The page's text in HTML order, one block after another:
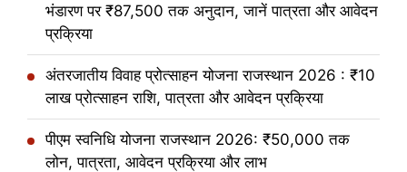
भंडारण पर ₹87,500 तक अनुदान, जानें पात्रता और आवेदन
प्रक्रिया
अंतरजातीय विवाह प्रोत्साहन योजना राजस्थान 2026 : ₹10
लाख प्रोत्साहन राशि, पात्रता और आवेदन प्रक्रिया
पीएम स्वनिधि योजना राजस्थान 2026: ₹50,000 तक
लोन, पात्रता, आवेदन प्रक्रिया और लाभ